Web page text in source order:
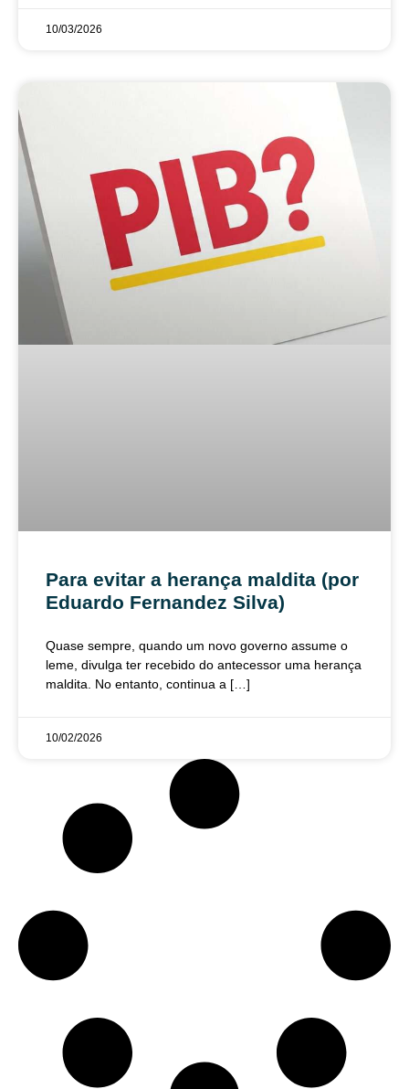
10/03/2026
Para evitar a herança maldita (por
Eduardo Fernandez Silva)
Quase sempre, quando um novo governo assume o
leme, divulga ter recebido do antecessor uma herança
maldita. No entanto, continua a […]
10/02/2026